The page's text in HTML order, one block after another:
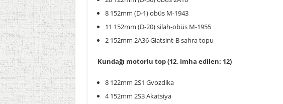
8 152mm (D-1) obüs M-1943
11 152mm (D-20) silah-obüs M-1955
2 152mm 2A36 Giatsint-B sahra topu
Kundağı motorlu top (12, imha edilen: 12)
8 122mm 2S1 Gvozdika
4 152mm 2S3 Akatsiya